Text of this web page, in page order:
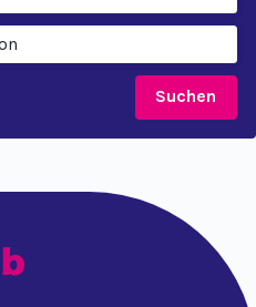
Suchen